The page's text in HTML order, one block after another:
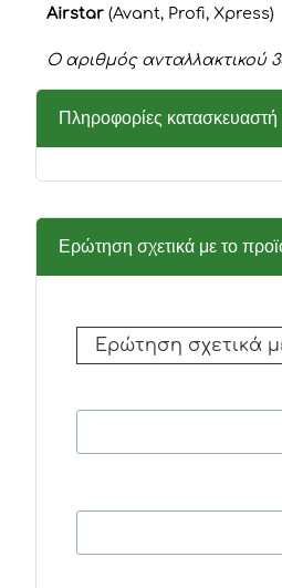
Airstar (Avant, Profi, Xpress)
Ο αριθμός ανταλλακτικού
Πληροφορίες κατασκευαστή
Ερώτηση σχετικά με το